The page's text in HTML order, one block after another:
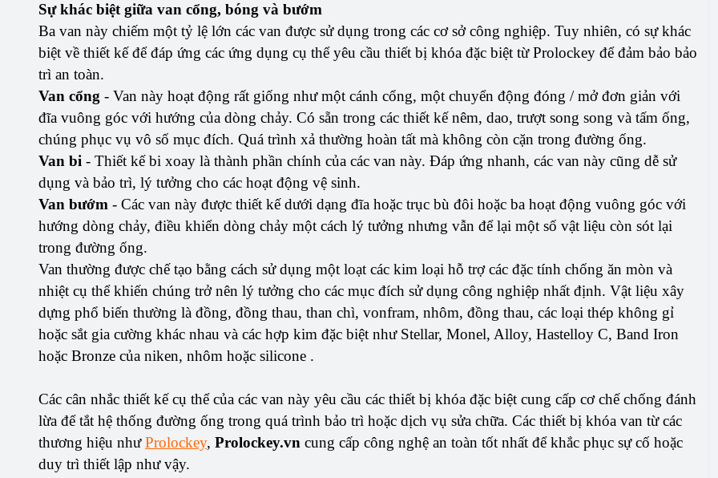
Sự khác biệt giữa van cổng, bóng và bướm
Ba van này chiếm một tỷ lệ lớn các van được sử dụng trong các cơ sở công nghiệp. Tuy nhiên, có sự khác
biệt về thiết kế để đáp ứng các ứng dụng cụ thể yêu cầu thiết bị khóa đặc biệt từ Prolockey để đảm bảo bảo
trì an toàn.
Van cổng - Van này hoạt động rất giống như một cánh cổng, một chuyển động đóng / mở đơn giản với
đĩa vuông góc với hướng của dòng chảy. Có sẵn trong các thiết kế nêm, dao, trượt song song và tấm ống,
chúng phục vụ vô số mục đích. Quá trình xả thường hoàn tất mà không còn cặn trong đường ống.
Van bi - Thiết kế bi xoay là thành phần chính của các van này. Đáp ứng nhanh, các van này cũng dễ sử
dụng và bảo trì, lý tưởng cho các hoạt động vệ sinh.
Van bướm - Các van này được thiết kế dưới dạng đĩa hoặc trục bù đôi hoặc ba hoạt động vuông góc với
hướng dòng chảy, điều khiển dòng chảy một cách lý tưởng nhưng vẫn để lại một số vật liệu còn sót lại
trong đường ống.
Van thường được chế tạo bằng cách sử dụng một loạt các kim loại hỗ trợ các đặc tính chống ăn mòn và
nhiệt cụ thể khiến chúng trở nên lý tưởng cho các mục đích sử dụng công nghiệp nhất định. Vật liệu xây
dựng phổ biến thường là đồng, đồng thau, than chì, vonfram, nhôm, đồng thau, các loại thép không gỉ
hoặc sắt gia cường khác nhau và các hợp kim đặc biệt như Stellar, Monel, Alloy, Hastelloy C, Band Iron
hoặc Bronze của niken, nhôm hoặc silicone .
Các cân nhắc thiết kế cụ thể của các van này yêu cầu các thiết bị khóa đặc biệt cung cấp cơ chế chống đánh
lừa để tắt hệ thống đường ống trong quá trình bảo trì hoặc dịch vụ sửa chữa. Các thiết bị khóa van từ các
thương hiệu nhưProlockey, Prolockey.vn cung cấp công nghệ an toàn tốt nhất để khắc phục sự cố hoặc
duy trì thiết lập như vậy.